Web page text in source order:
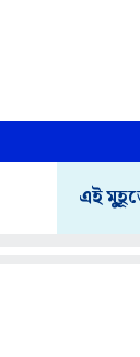
এই